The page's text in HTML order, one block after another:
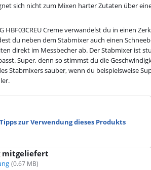
sich nicht zum Mixen harter Zutaten über
HBF03CREU Creme verwandelst du in einen
du neben dem Stabmixer auch einen
direkt im Messbecher ab. Der Stabmixer ist
Super, denn so stimmst du die
Stabmixers sauber, wenn du beispielsweise
Tipps zur Verwendung dieses Produkts
mitgeliefert
(0.67 MB)